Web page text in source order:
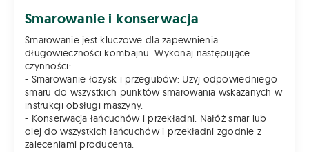
Smarowanie i konserwacja
Smarowanie jest kluczowe dla zapewnienia
długowieczności kombajnu. Wykonaj następujące
czynności:
- Smarowanie łożysk i przegubów: Użyj odpowiedniego
smaru do wszystkich punktów smarowania wskazanych w
instrukcji obsługi maszyny.
- Konserwacja łańcuchów i przekładni: Nałóż smar lub
olej do wszystkich łańcuchów i przekładni zgodnie z
zaleceniami producenta.